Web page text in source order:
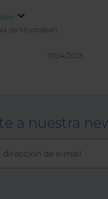
de Montalbán,
17/04/2025
a nuestra